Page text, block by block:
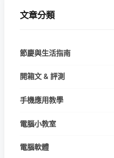
文章分類
節慶與生活指南
開箱文 & 評測
手機應用教學
電腦小教室
電腦軟體